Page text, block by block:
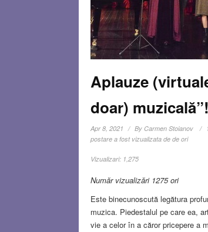
Aplauze
doar) muzicală”!
Apr 8, 2021 ByCarmen Stoianov
postare a fost vizualizata de de ori
Vizualizari: 1,275
Număr vizualizări 1275 ori
Este binecunoscută legătura
muzica. Piedestalul pe care ea,
vie a celor în a căror pricepere a